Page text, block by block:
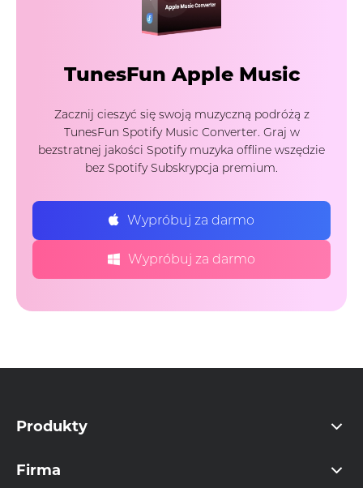
TunesFun Apple Music
Zacznij cieszyć się swoją muzyczną podróżą z
TunesFun Spotify Music Converter. Graj w
bezstratnej jakości Spotify muzyka offline wszędzie
bez Spotify Subskrypcja premium.
Wypróbuj za darmo
Wypróbuj za darmo
Produkty
Firma